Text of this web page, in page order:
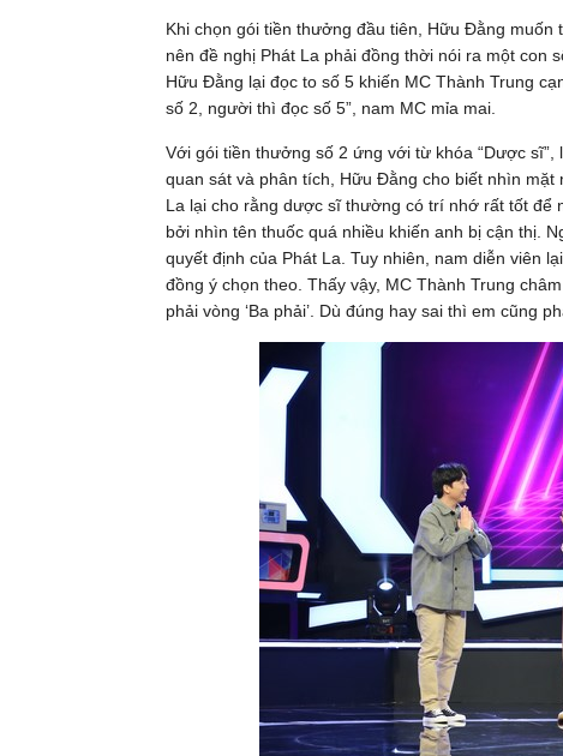
Khi chọn gói tiền thưởng đầu tiên, Hữu Đằng
nên đề nghị Phát La phải đồng thời nói ra một con
Hữu Đằng lại đọc to số 5 khiến MC Thành Trung
số 2, người thì đọc số 5”, nam MC mỉa mai.
Với gói tiền thưởng số 2 ứng với từ khóa “Dược
quan sát và phân tích, Hữu Đằng cho biết nhìn
La lại cho rằng dược sĩ thường có trí nhớ rất tốt để
bởi nhìn tên thuốc quá nhiều khiến anh bị cận thị.
quyết định của Phát La. Tuy nhiên, nam diễn viên
đồng ý chọn theo. Thấy vậy, MC Thành Trung
phải vòng ‘Ba phải’. Dù đúng hay sai thì em cũng